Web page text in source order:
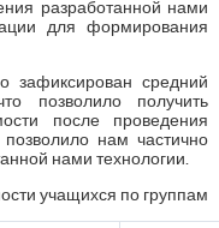
разработанной нами
для формирования
зафиксирован средний
позволило получить
после проведения
нам частично
нами технологии.
учащихся по группам